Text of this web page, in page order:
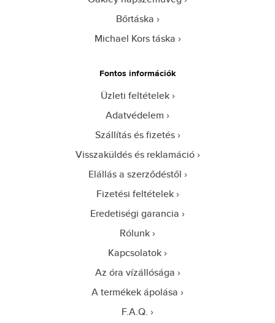
Bőrtáska
Michael Kors táska
Fontos információk
Üzleti feltételek
Adatvédelem
Szállítás és fizetés
Visszaküldés és reklamáció
Elállás a szerződéstől
Fizetési feltételek
Eredetiségi garancia
Rólunk
Kapcsolatok
Az óra vízállósága
A termékek ápolása
F.A.Q.